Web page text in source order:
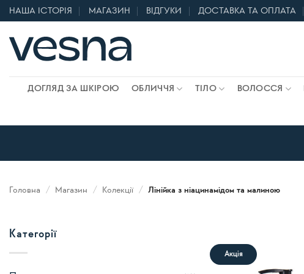
Skip
content
НАША ІСТОРІЯ МАГАЗИН ВІДГУКИ ДОСТАВКА ТА ОПЛАТА
ДОГЛЯД ЗА ШКІРОЮ ОБЛИЧЧЯ ТІЛО ВОЛОССЯ
Головна / Магазин / Колекції / Лінійка з ніацинамідом та малиною
Категорії
Акція